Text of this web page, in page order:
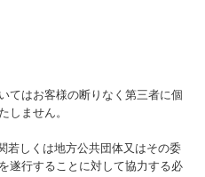
てはお客様の断りなく第三者に個
しません。
若しくは地方公共団体又はその委
遂行することに対して協力する必